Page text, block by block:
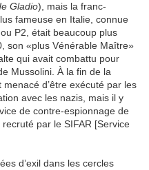
Gladio), mais la franc-
fameuse en Italie, connue
P2, était beaucoup plus
son «plus Vénérable Maître»
qui avait combattu pour
Mussolini. À la fin de la
d’être exécuté par les
avec les nazis, mais il y
de contre-espionnage de
par le SIFAR [Service
d’exil dans les cercles